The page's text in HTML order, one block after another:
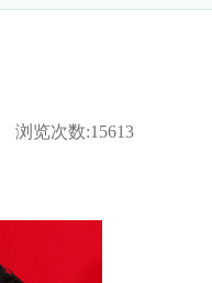
浏览次数:15613